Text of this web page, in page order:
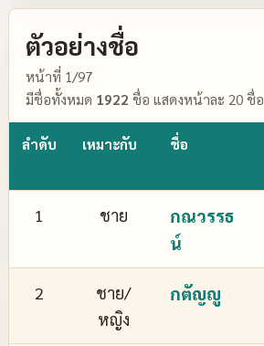
ตัวอย่างชื่อ
หน้าที่ 1/97
มีชื่อทั้งหมด 1922 ชื่อ แสดงหน้าละ 20 ชื่อ
ลำดับ เหมาะกับ ชื่อ
1 ชาย
กณวรรธ
น์
2
ชาย/
หญิง
กตัญญู